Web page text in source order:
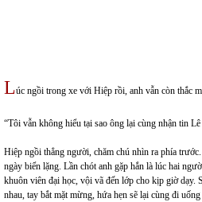
Lúc ngồi trong xe với Hiệp rồi, anh vẫn còn thắc
“Tôi vẫn không hiểu tại sao ông lại cùng nhận tin
Hiệp ngồi thẳng người, chăm chú nhìn ra phía
ngày biển lặng. Lần chót anh gặp hắn là lúc hai
khuôn viên đại học, vội vã đến lớp cho kịp giờ dạy.
nhau, tay bắt mặt mừng, hứa hẹn sẽ lại cùng đi